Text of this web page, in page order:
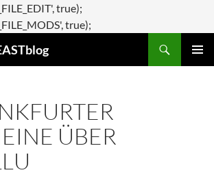
true);
true);
ÜBER